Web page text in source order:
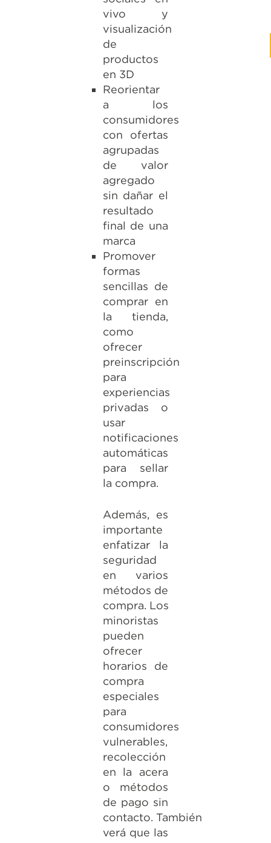
vivo y
visualización
de
productos
en 3D
Reorientar
a los
consumidores
con ofertas
agrupadas
de valor
agregado
sin dañar el
resultado
final de una
marca
Promover
formas
sencillas de
comprar en
la tienda,
como
ofrecer
preinscripción
para
experiencias
privadas o
usar
notificaciones
automáticas
para sellar
la compra.
Además, es
importante
enfatizar la
seguridad
en varios
métodos de
compra. Los
minoristas
pueden
ofrecer
horarios de
compra
especiales
para
consumidores
vulnerables,
recolección
en la acera
o métodos
de pago sin
contacto. También
verá que las